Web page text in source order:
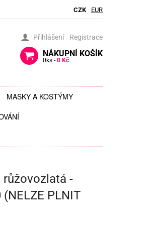
CZK EUR
Přihlášení Registrace
NÁKUPNÍ KOŠÍK
0 ks - 0 Kč
POHÁRKY NA ZÁKUSKY
MASKY A KOSTÝMY
KLOBOUKY, ČEPICE
KOSTÝMY
-
PLNIT